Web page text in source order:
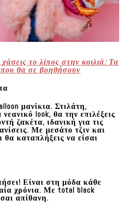
το λίπος στην κοιλιά: Τα
θα σε βοηθήσουν
μανίκια. Στιλάτη,
look, θα την επιλέξεις
ζακέτα, ιδανική για τις
Με μεσάτο τζιν και
καταπλήξεις να είσαι
Είναι στη μόδα κάθε
χρόνια. Με total black
απίθανη.